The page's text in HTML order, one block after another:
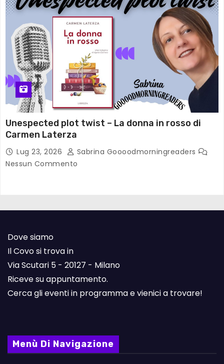
Unespected plot twist – La donna in rosso di
Carmen Laterza
Lug 23, 2026
Sabrina Goooodmorningreaders
Nessun Commento
Dove siamo
Il Covo si trova in
Via Scutari 5 - 20127 - Milano
Riceve su appuntamento.
Cerca gli eventi in programma e vienici a trovare!
Menù Di Navigazione